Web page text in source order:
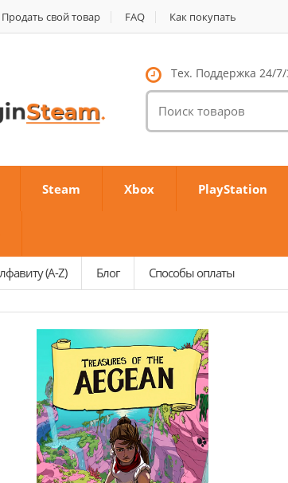
Продать свой товар FAQ Как покупать
Тех. Поддержка 24/7/
Поиск
товаров:
Steam Xbox PlayStation
(A-Z) Блог Способы оплаты